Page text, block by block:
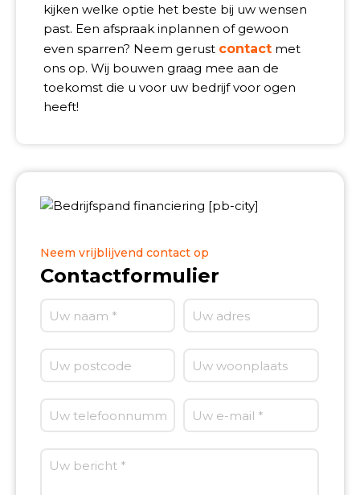
kijken welke optie het beste bij uw wensen
past. Een afspraak inplannen of gewoon
even sparren? Neem gerust contact met
ons op. Wij bouwen graag mee aan de
toekomst die u voor uw bedrijf voor ogen
heeft!
Neem vrijblijvend contact op
Contactformulier